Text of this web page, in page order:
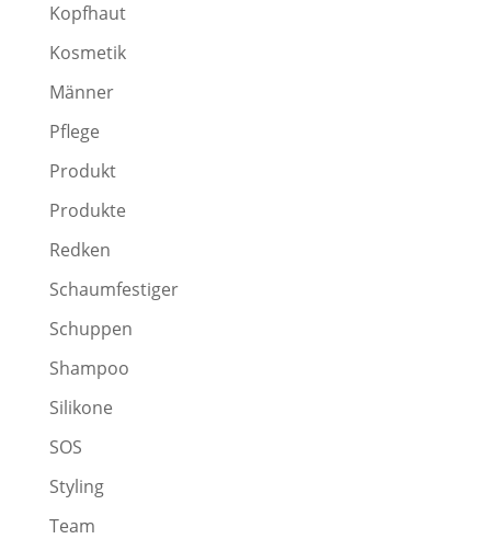
Kopfhaut
Kosmetik
Männer
Pflege
Produkt
Produkte
Redken
Schaumfestiger
Schuppen
Shampoo
Silikone
SOS
Styling
Team